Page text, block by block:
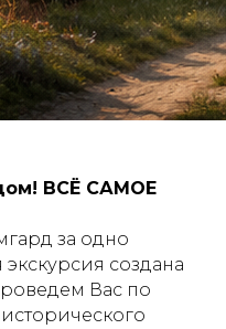
ВСЁ САМОЕ
за одно
создана
Вас по